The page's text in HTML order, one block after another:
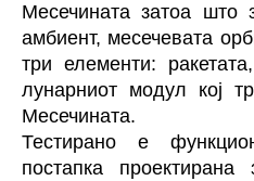
Месечината затоа
амбиент, месечевата
три елементи:
лунарниот модул кој
Месечината.
Тестирано е
постапка